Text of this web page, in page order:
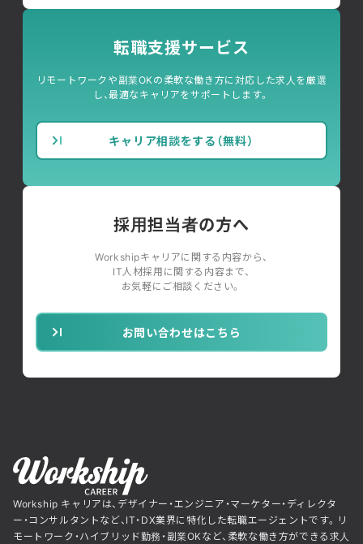
転職支援サービス
リモートワークや副業OKの柔軟な働き方に対応した求人を厳選
し、最適なキャリアをサポートします。
キャリア相談をする（無料）
採用担当者の方へ
Workshipキャリアに関する内容から、
IT人材採用に関する内容まで、
お気軽にご相談ください。
お問い合わせはこちら
Workship キャリアは、デザイナー・エンジニア・マーケター・ディレクタ
ー・コンサルタントなど、IT・DX業界に特化した転職エージェントです。リ
モートワーク・ハイブリッド勤務・副業OKなど、柔軟な働き方ができる求人